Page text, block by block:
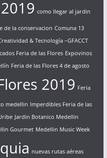
como llegar al jardin
de la conservacion Comuna 13
& Tecnología –GFACCT
Feria de las Flores Expovinos
Feria de las Flores 4 de agosto
2019 Feria
medellin Imperdibles Feria de las
Jardin Botanico Medellin
Gourmet Medellin Music Week
nuevas rutas aéreas